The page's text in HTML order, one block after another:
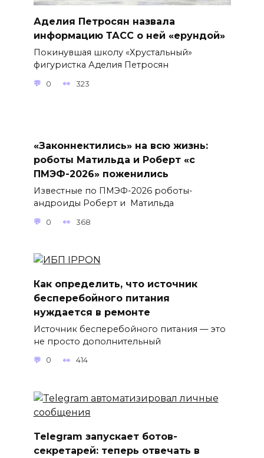
Аделия Петросян назвала
информацию ТАСС о ней «ерундой»
Покинувшая школу «Хрустальный»
фигуристка Аделия Петросян
0 323
«Законнектились» на всю жизнь:
роботы Матильда и Роберт «с
ПМЭФ-2026» поженились
Известные по ПМЭФ-2026 роботы-
андроиды Роберт и Матильда
0 368
Как определить, что источник
бесперебойного питания
нуждается в ремонте
Источник бесперебойного питания — это
не просто дополнительный
0 414
Telegram запускает ботов-
секретарей: теперь отвечать в